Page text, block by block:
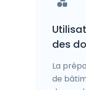
des
La
de